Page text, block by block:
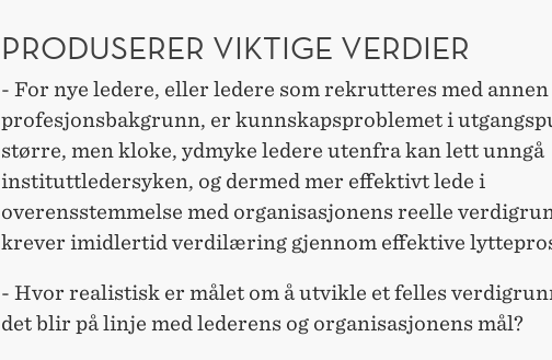
PRODUSERER VIKTIGE VERDIER
- For nye ledere, eller ledere som rekrutteres med annen
profesjonsbakgrunn, er kunnskapsproblemet i
større, men kloke, ydmyke ledere utenfra kan lett unngå
instituttledersyken, og dermed mer effektivt lede i
overensstemmelse med organisasjonens reelle
krever imidlertid verdilæring gjennom effektive
- Hvor realistisk er målet om å utvikle et felles
det blir på linje med lederens og organisasjonens mål?